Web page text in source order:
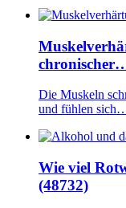
Die Muskeln
und fühlen
Wie viel
(48732)